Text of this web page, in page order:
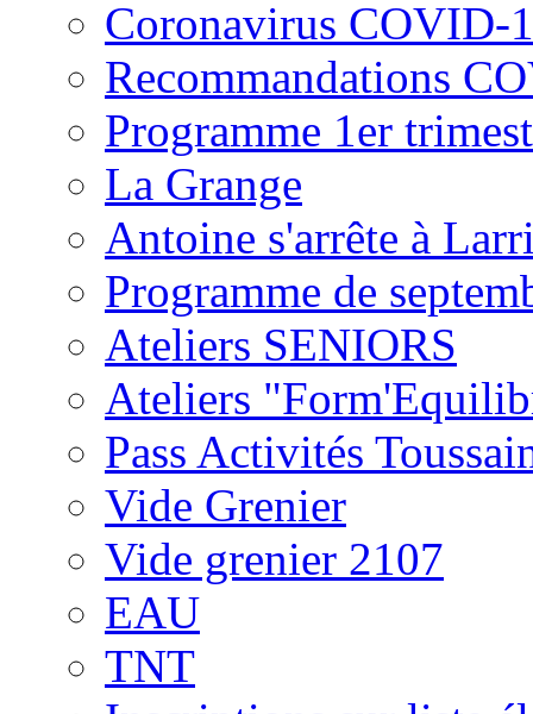
Coronavirus COVID-
Recommandations
Programme 1er
La Grange
Antoine s'arrête à
Programme de
Ateliers SENIORS
Ateliers
Pass Activités
Vide Grenier
Vide grenier 2107
EAU
TNT